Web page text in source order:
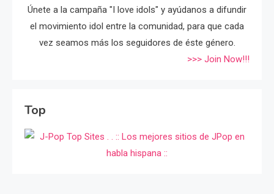
Únete a la campaña "I love idols" y ayúdanos a difundir
el movimiento idol entre la comunidad, para que cada
vez seamos más los seguidores de éste género.
>>> Join Now!!!
Top